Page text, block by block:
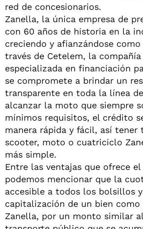
red de concesionarios.
Zanella, la única empresa de
con 60 años de historia en la
creciendo y afianzándose
través de Cetelem, la compañía
especializada en financiación
se compromete a brindar un
transparente en toda la línea
alcanzar la moto que siempre
mínimos requisitos, el crédito
manera rápida y fácil, así
scooter, moto o cuatriciclo
más simple.
Entre las ventajas que ofrece el
podemos mencionar que la
accesible a todos los bolsillos
capitalización de un bien
Zanella, por un monto similar